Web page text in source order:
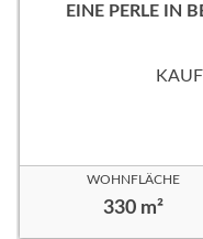
EINE PERLE IN
WOHNFLÄCHE
330 m²